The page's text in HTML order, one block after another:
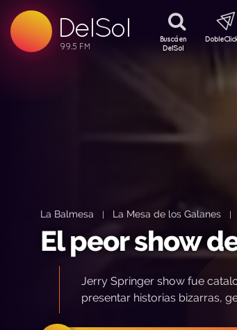
DelSol
99.5 FM
Buscá en
DelSol
La Balmesa | La Mesa de los Galanes |
El peor show
Jerry Springer show fue
presentar historias bizarras,